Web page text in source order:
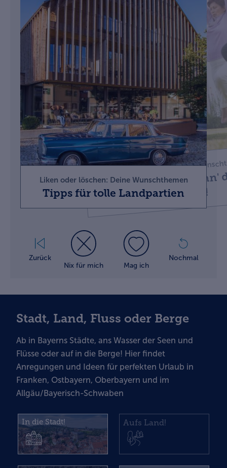
löschen: Deine Wunschthemen
und Kultur
Liken oder löschen: Deine Wunschthemen
Tipps für tolle Landpartien
Liken oder löschen: Deine
Body & Soul: Gönn'
Wohltaten!
Zurück
Nix für mich
Mag ich
Nochmal
Stadt, Land, Fluss oder Berge
Ab in Bayerns Städte, ans Wasser der Seen und
Flüsse oder auf in die Berge! Hier findet
Anregungen und Ideen für perfekten Urlaub in
Franken, Ostbayern, Oberbayern und im
Allgäu/Bayerisch-Schwaben
In die Stadt! Aufs Land!